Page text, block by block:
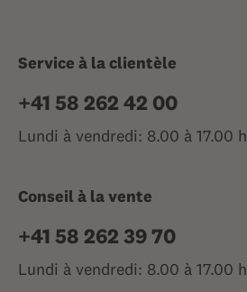
Service à la clientèle
+41 58 262 42 00
Lundi à vendredi: 8.00 à 17.00 h
Conseil à la vente
+41 58 262 39 70
Lundi à vendredi: 8.00 à 17.00 h